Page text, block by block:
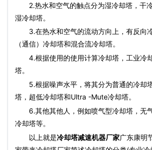
2.热水和空气的触点分为湿冷却塔，干
湿冷却塔。
3.在热水和空气的流动方向上，有反向
（通信）冷却塔和混合流冷却塔。
4.根据使用的使用计算冷却塔，工业冷
塔。
5.根据噪声水平，将其分为普通的冷却
塔，超低冷却塔和Ultra -Mute冷却塔。
6.其他其他人，例如喷气型冷却塔，无
冷却塔等。
以上就是冷却塔减速机器厂家广东康明